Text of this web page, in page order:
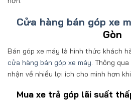
Cửa hàng bán góp xe
Gòn
Bán góp xe máy là hình thức khách
cửa hàng bán góp xe máy. Thông
nhận về nhiều lợi ích cho mình hơn
Mua xe trả góp lãi suất